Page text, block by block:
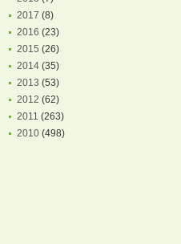
2017 (8)
2016 (23)
2015 (26)
2014 (35)
2013 (53)
2012 (62)
2011 (263)
2010 (498)